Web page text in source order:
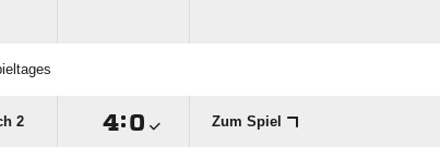
2 : Zum Spiel